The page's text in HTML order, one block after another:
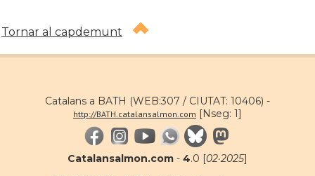
Tornar al capdemunt
Catalans a BATH (WEB:307 / CIUTAT: 10406) -
http://BATH.catalansalmon.com [Nseg: 1]
Catalansalmon.com - 4.0 [02·2025]